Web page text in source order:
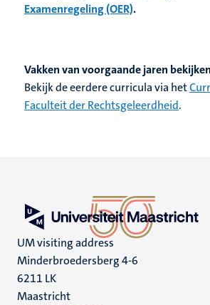
Examenregeling (OER).
Vakken van voorgaande jaren
Bekijk de eerdere curricula via het
Faculteit der Rechtsgeleerdheid.
UM visiting address
Minderbroedersberg 4-6
6211 LK
Maastricht